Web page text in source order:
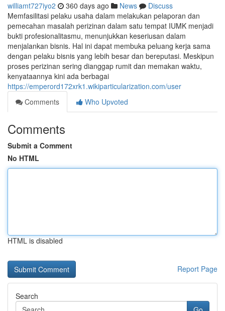
williamt727iyo2 360 days ago News
Discuss
Memfasilitasi pelaku usaha dalam melakukan pelaporan dan
pemecahan masalah perizinan dalam satu tempat IUMK menjadi
bukti profesionalitasmu, menunjukkan keseriusan dalam
menjalankan bisnis. Hal ini dapat membuka peluang kerja sama
dengan pelaku bisnis yang lebih besar dan bereputasi. Meskipun
proses perizinan sering dianggap rumit dan memakan waktu,
kenyataannya kini ada berbagai
https://emperord172xrk1.wikiparticularization.com/user
Comments
Who Upvoted
Comments
Submit a Comment
No HTML
HTML is disabled
Report Page
Search